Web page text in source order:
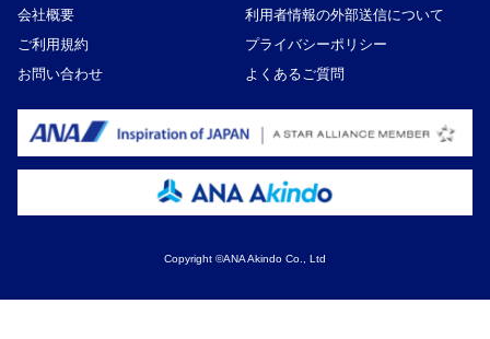
会社概要
利用者情報の外部送信について
ご利用規約
プライバシーポリシー
お問い合わせ
よくあるご質問
Copyright ©ANA Akindo Co., Ltd